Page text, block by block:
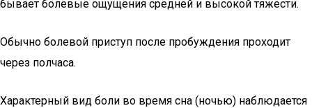
бывает болевые ощущения средней и высокой тяжести.
Обычно болевой приступ после пробуждения проходит
через полчаса.
Характерный вид боли во время сна (ночью) наблюдается